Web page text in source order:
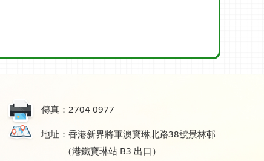
傳真：2704 0977
地址：香港新界將軍澳寶琳北路38號景林邨
（港鐵寶琳站 B3 出口）